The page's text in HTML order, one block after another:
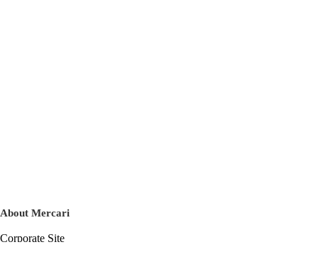
About Mercari
Corporate Site